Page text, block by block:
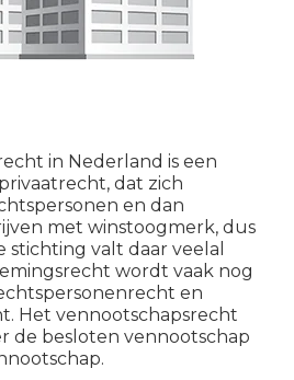
in Nederland is een
dat zich
en dan
met winstoogmerk, dus
stichting valt daar veelal
wordt vaak nog
en
Het vennootschapsrecht
de besloten vennootschap